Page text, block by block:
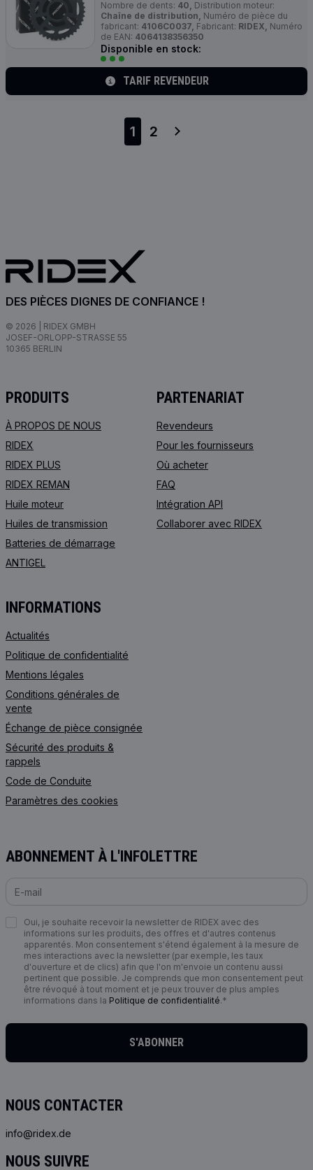
Nombre de dents: 40, Distribution moteur:
Chaîne de distribution, Numéro de pièce du
fabricant: 4106C0037, Fabricant: RIDEX, Numéro
de EAN: 4064138356350
Disponible en stock:
TARIF REVENDEUR
1 2
DES PIÈCES DIGNES DE CONFIANCE !
© 2026 | RIDEX GMBH
JOSEF-ORLOPP-STRASSE 55
10365 BERLIN
PRODUITS
À PROPOS DE NOUS
RIDEX
RIDEX PLUS
RIDEX REMAN
Huile moteur
Huiles de transmission
Batteries de démarrage
ANTIGEL
PARTENARIAT
Revendeurs
Pour les fournisseurs
Où acheter
FAQ
Intégration API
Collaborer avec RIDEX
INFORMATIONS
Actualités
Politique de confidentialité
Mentions légales
Conditions générales de
vente
Échange de pièce consignée
Sécurité des produits &
rappels
Code de Сonduite
Paramètres des cookies
NOUS CONTACTER
info@ridex.de
NOUS SUIVRE
ABONNEMENT À L'INFOLETTRE
Oui, je souhaite recevoir la newsletter de RIDEX avec des
informations sur les produits, des offres et d'autres contenus
apparentés. Mon consentement s'étend également à la mesure de
mes interactions avec la newsletter (par exemple, les taux
d'ouverture et de clics) afin que l'on m'envoie un contenu aussi
pertinent que possible. Je comprends que mon consentement peut
être révoqué à tout moment et je peux trouver de plus amples
informations dans la Politique de confidentialité.*
S'ABONNER